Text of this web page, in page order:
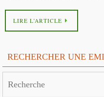
LIRE L’ARTICLE
RECHERCHER UNE